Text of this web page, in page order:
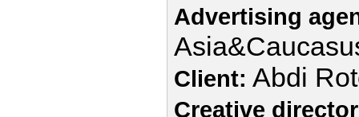
Advertising
Client: Abdi
Creative